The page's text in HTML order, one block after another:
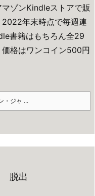
ゾンKindleストアで販
2022年末時点で毎週連
書籍はもちろん全29
価格はワンコイン500円
・ジャ ...
脱出